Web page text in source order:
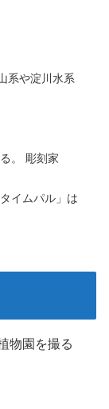
系や淀川水系
る。 彫刻家
イムパル」は
物園を撮る